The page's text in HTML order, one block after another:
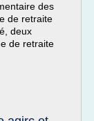
des
de retraite
deux
de retraite